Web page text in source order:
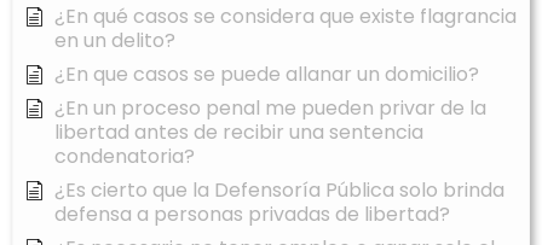
¿En qué casos se considera que existe flagrancia
en un delito?
¿En que casos se puede allanar un domicilio?
¿En un proceso penal me pueden privar de la
libertad antes de recibir una sentencia
condenatoria?
¿Es cierto que la Defensoría Pública solo brinda
defensa a personas privadas de libertad?